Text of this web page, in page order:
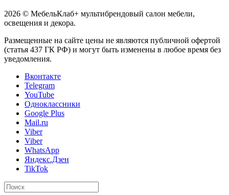
2026 © МебельКлаб+ мультибрендовый салон мебели,
освещения и декора.
Размещенные на сайте цены не являются публичной офертой
(статья 437 ГК РФ) и могут быть изменены в любое время без
уведомления.
Вконтакте
Telegram
YouTube
Одноклассники
Google Plus
Mail.ru
Viber
Viber
WhatsApp
Яндекс.Дзен
TikTok